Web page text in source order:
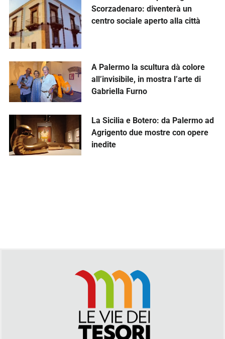
Scorzadenaro: diventerà un
centro sociale aperto alla città
A Palermo la scultura dà colore
all’invisibile, in mostra l’arte di
Gabriella Furno
La Sicilia e Botero: da Palermo ad
Agrigento due mostre con opere
inedite